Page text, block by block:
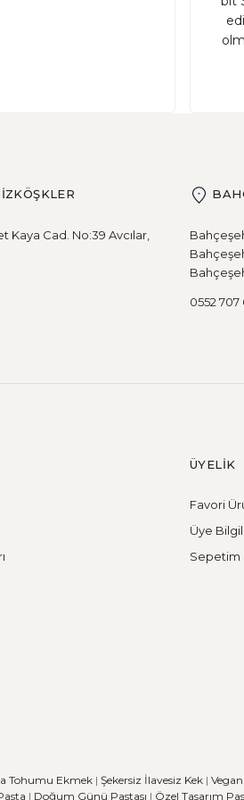
Cad. No:39 Avcılar,
0552 707
ÜYELİK
Favori
Üye
Sepetim
Tohumu Ekmek | Şekersiz İlavesiz Kek |
| Doğum Günü Pastası | Özel Tasarım